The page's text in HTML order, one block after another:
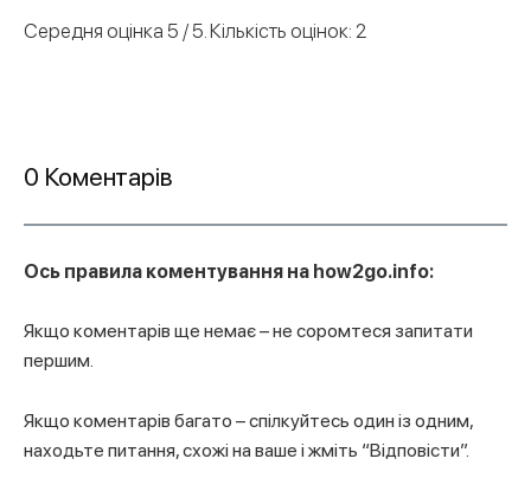
Середня оцінка 5 / 5. Кількість оцінок: 2
0 Коментарів
Ось правила коментування на how2go.info:
Якщо коментарів ще немає – не соромтеся запитати
першим.
Якщо коментарів багато –спілкуйтесь один із одним,
находьте питання, схожі на ваше і жміть “Відповісти”.